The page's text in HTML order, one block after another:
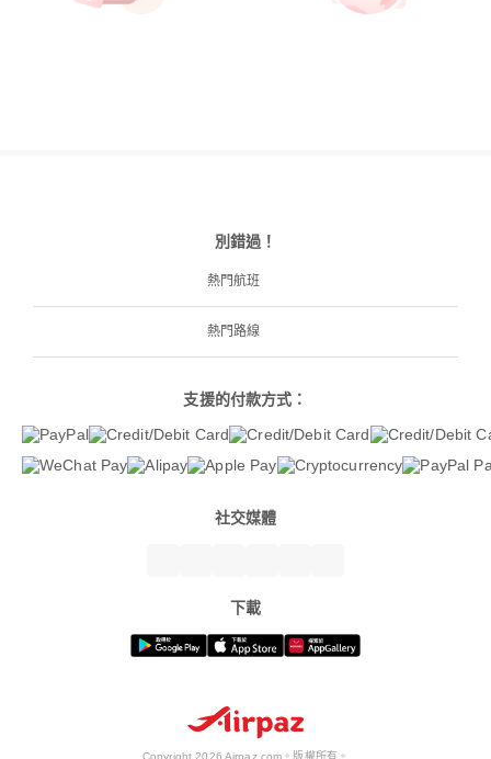
別錯過！
熱門航班
熱門路線
支援的付款方式：
社交媒體
下載
Copyright 2026 Airpaz.com。版權所有。